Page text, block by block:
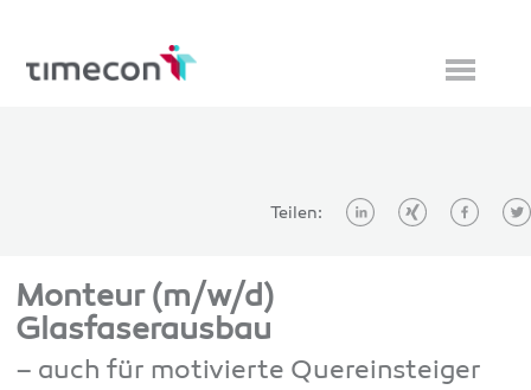
Teilen:
Monteur (m/w/d)
Glasfaserausbau
– auch für motivierte Quereinsteiger